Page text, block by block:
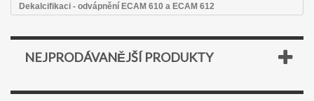
Dekalcifikaci - odvápnění ECAM 610 a ECAM 612
NEJPRODÁVANĚJŠÍ PRODUKTY